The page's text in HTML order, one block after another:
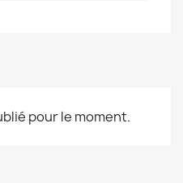
pour le moment.